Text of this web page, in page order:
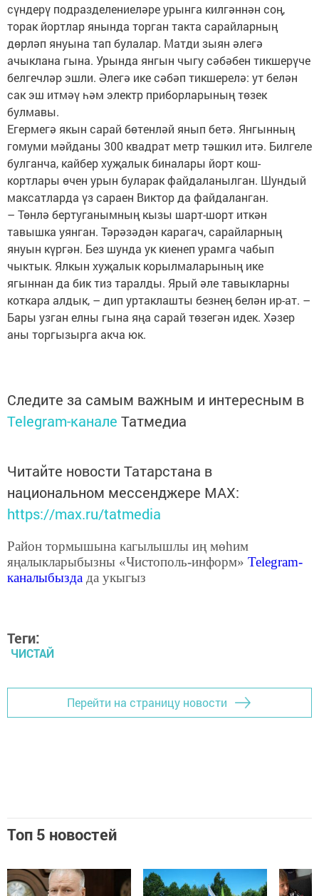
сүндерү подразделениеләре урынга килгәннән соң,
торак йортлар янында торган такта сарайларның
дөрләп януына тап булалар. Матди зыян әлегә
ачыклана гына. Урында янгын чыгу сәбәбен тикшерүче
белгечләр эшли. Әлегә ике сәбәп тикшерелә: ут белән
сак эш итмәү һәм электр приборларының төзек
булмавы.
Егермегә якын сарай бөтенләй янып бетә. Янгынның
гомуми мәйданы 300 квадрат метр тәшкил итә. Билгеле
булганча, кайбер хуҗалык биналары йорт кош-
кортлары өчен урын буларак файдаланылган. Шундый
максатларда үз сараен Виктор да файдаланган.
– Төнлә бертуганымның кызы шарт-шорт иткән
тавышка уянган. Тәрәзәдән карагач, сарайларның
януын күргән. Без шунда ук киенеп урамга чабып
чыктык. Ялкын хуҗалык корылмаларының ике
ягыннан да бик тиз таралды. Ярый әле тавыкларны
коткара алдык, – дип уртаклашты безнең белән ир-ат. –
Бары узган елны гына яңа сарай төзегән идек. Хәзер
аны торгызырга акча юк.
Следите за самым важным и интересным в
Telegram-канале Татмедиа
Читайте новости Татарстана в
национальном мессенджере MАХ:
https://max.ru/tatmedia
Район тормышына кагылышлы иң мөһим
яңалыкларыбызны «Чистополь-информ» Telegram-
каналыбызда да укыгыз
Теги:
ЧИСТАЙ
Перейти на страницу новости
Топ 5 новостей